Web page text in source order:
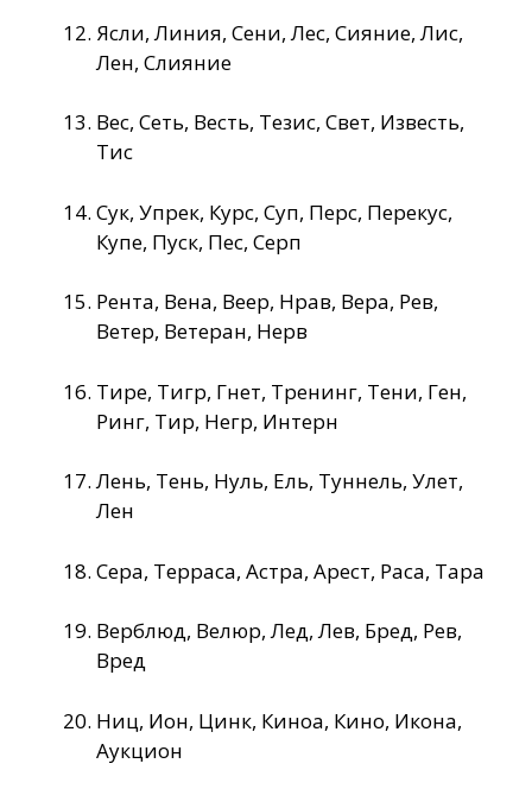
Ясли, Линия, Сени, Лес, Сияние, Лис,
Лен, Слияние
Вес, Сеть, Весть, Тезис, Свет, Известь,
Тис
Сук, Упрек, Курс, Суп, Перс, Перекус,
Купе, Пуск, Пес, Серп
Рента, Вена, Веер, Нрав, Вера, Рев,
Ветер, Ветеран, Нерв
Тире, Тигр, Гнет, Тренинг, Тени, Ген,
Ринг, Тир, Негр, Интерн
Лень, Тень, Нуль, Ель, Туннель, Улет,
Лен
Сера, Терраса, Астра, Арест, Раса, Тара
Верблюд, Велюр, Лед, Лев, Бред, Рев,
Вред
Ниц, Ион, Цинк, Киноа, Кино, Икона,
Аукцион